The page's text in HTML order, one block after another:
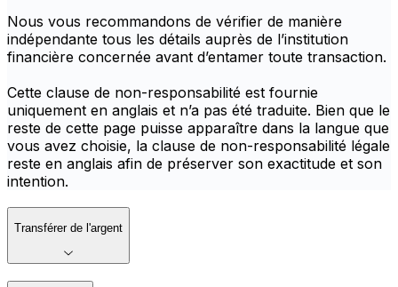
Nous vous recommandons de vérifier de manière
indépendante tous les détails auprès de l’institution
financière concernée avant d’entamer toute transaction.
Cette clause de non-responsabilité est fournie
uniquement en anglais et n’a pas été traduite. Bien que le
reste de cette page puisse apparaître dans la langue que
vous avez choisie, la clause de non-responsabilité légale
reste en anglais afin de préserver son exactitude et son
intention.
Transférer de l'argent